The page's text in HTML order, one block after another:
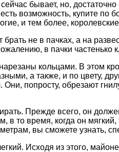
сейчас бывает, но,
возможность, купите
и тем более,
не в пачках, а на
в пачки частенько
кольцами. В этом
а также, и по цвету,
Они, попросту, обрезают
Прежде всего, он
в то время, когда он
вы сможете узнать,
Исходя из этого,